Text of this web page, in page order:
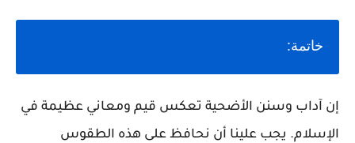
خاتمة:
إن آداب وسنن الأضحية تعكس قيم ومعاني عظيمة في
الإسلام. يجب علينا أن نحافظ على هذه الطقوس